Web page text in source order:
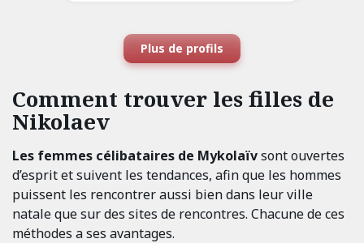
Plus de profils
Comment trouver les filles de
Nikolaev
Les femmes célibataires de Mykolaïvsont ouvertes
d’esprit et suivent les tendances, afin que les hommes
puissent les rencontrer aussi bien dans leur ville
natale que sur des sites de rencontres. Chacune de ces
méthodes a ses avantages.